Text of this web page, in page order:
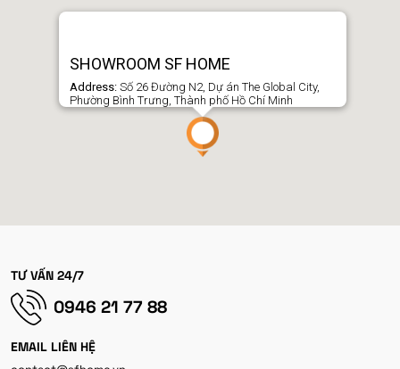
SHOWROOM SF HOME
Address: Số 26 Đường N2, Dự án The Global City,
Phường Bình Trưng, Thành phố Hồ Chí Minh
TƯ VẤN 24/7
0946 21 77 88
EMAIL LIÊN HỆ